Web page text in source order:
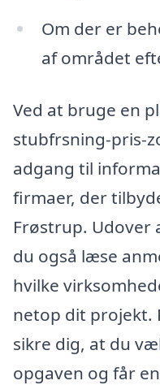
Om der er
af området
Ved at bruge en
stubfrsning-pris-
adgang til
firmaer, der
Frøstrup. Udover
du også læse
hvilke
netop dit projekt.
sikre dig, at du
opgaven og får